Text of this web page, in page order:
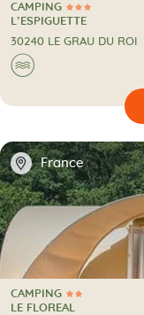
3 Étoiles
CAMPING
CAMPING
L’ESPIGUETTE
30240 LE GRAU DU ROI
Au bord de
🌊
🔍
📍 France
2 Étoiles
CAMPING
CAMPING
LE FLOREAL